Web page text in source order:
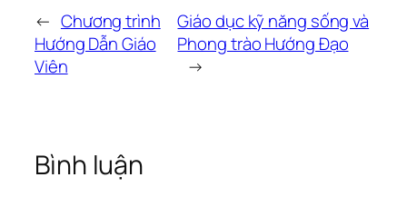
← Chương trình
Hướng Dẫn Giáo
Viên
Giáo dục kỹ năng sống và
Phong trào Hướng Đạo
→
Bình luận